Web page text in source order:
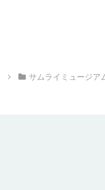
サムライミュージア